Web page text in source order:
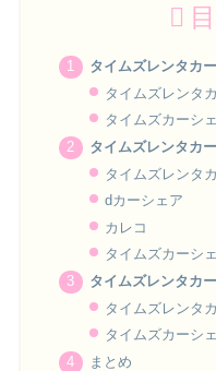
タイムズレンタカ
タイムズレンタ
タイムズカーシ
タイムズレンタカ
タイムズレンタ
dカーシェア
カレコ
タイムズカーシ
タイムズレンタカ
タイムズレンタ
タイムズカーシ
まとめ